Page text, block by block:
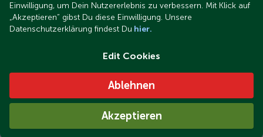
Einwilligung, um Dein Nutzererlebnis zu verbessern. Mit Klick auf
„Akzeptieren“ gibst Du diese Einwilligung. Unsere
Datenschutzerklärung findest Du hier.
Edit Cookies
Ablehnen
Akzeptieren